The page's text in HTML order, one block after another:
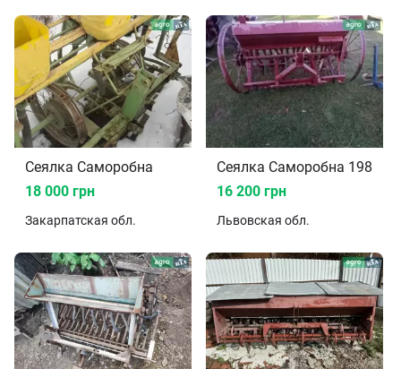
Сеялка Саморобна
18 000 грн
Закарпатская обл.
Сеялка Саморобна 1987
16 200 грн
Львовская обл.